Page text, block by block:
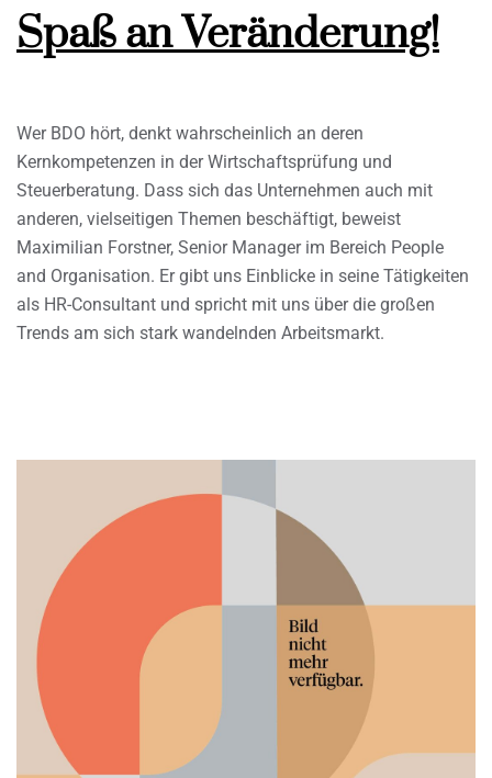
Spaß an Veränderung!
Wer BDO hört, denkt wahrscheinlich an deren
Kernkompetenzen in der Wirtschaftsprüfung und
Steuerberatung. Dass sich das Unternehmen auch mit
anderen, vielseitigen Themen beschäftigt, beweist
Maximilian Forstner, Senior Manager im Bereich People
and Organisation. Er gibt uns Einblicke in seine Tätigkeiten
als HR-Consultant und spricht mit uns über die großen
Trends am sich stark wandelnden Arbeitsmarkt.